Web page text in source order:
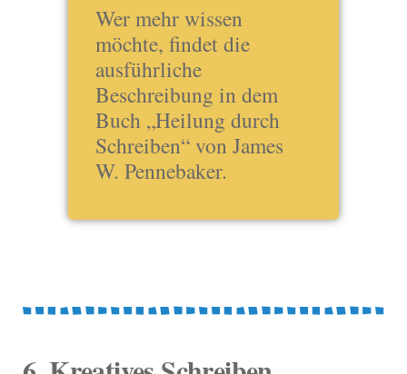
Wer mehr wissen
möchte, findet die
ausführliche
Beschreibung in dem
Buch „Heilung durch
Schreiben“ von James
W. Pennebaker.